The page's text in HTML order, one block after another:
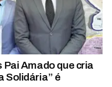
Pai Amado que cria
Solidária” é